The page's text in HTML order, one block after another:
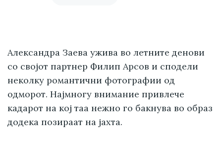
Александра Заева ужива во летните денови
со својот партнер Филип Арсов и сподели
неколку романтични фотографии од
одморот. Најмногу внимание привлече
кадарот на кој таа нежно го бакнува во образ
додека позираат на јахта.